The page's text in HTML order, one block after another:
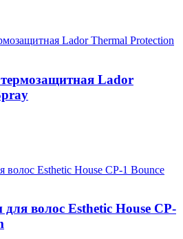
Lador
волос Esthetic House CP-